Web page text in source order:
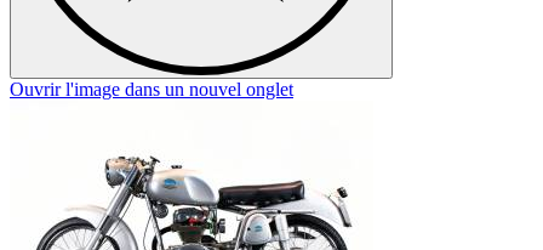
Ouvrir l'image dans un nouvel onglet